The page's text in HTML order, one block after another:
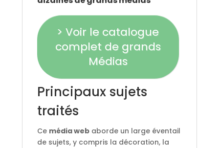
> Voir le catalogue
complet de grands
Médias
Principaux sujets
traités
Ce média webaborde un large éventail
de sujets, y compris la décoration, la